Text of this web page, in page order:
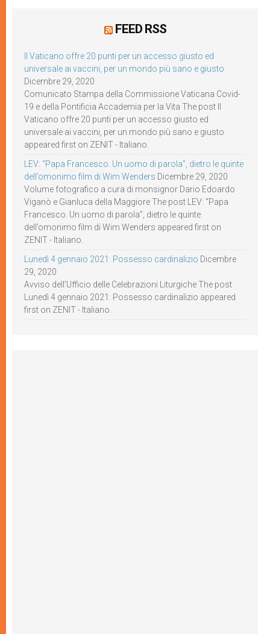
FEED RSS
Il Vaticano offre 20 punti per un accesso giusto ed
universale ai vaccini, per un mondo più sano e giusto
Dicembre 29, 2020
Comunicato Stampa della Commissione Vaticana Covid-
19 e della Pontificia Accademia per la Vita The post Il
Vaticano offre 20 punti per un accesso giusto ed
universale ai vaccini, per un mondo più sano e giusto
appeared first on ZENIT - Italiano.
LEV: “Papa Francesco. Un uomo di parola”, dietro le quinte
dell’omonimo film di Wim Wenders Dicembre 29, 2020
Volume fotografico a cura di monsignor Dario Edoardo
Viganò e Gianluca della Maggiore The post LEV: “Papa
Francesco. Un uomo di parola”, dietro le quinte
dell’omonimo film di Wim Wenders appeared first on
ZENIT - Italiano.
Lunedì 4 gennaio 2021: Possesso cardinalizio Dicembre
29, 2020
Avviso dell’Ufficio delle Celebrazioni Liturgiche The post
Lunedì 4 gennaio 2021: Possesso cardinalizio appeared
first on ZENIT - Italiano.